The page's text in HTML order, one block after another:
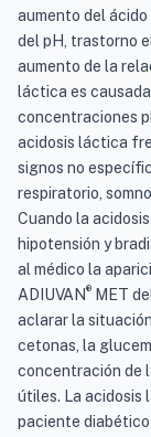
aumento del
del pH, trastorno
aumento de la
láctica es
concentraciones
acidosis láctica
signos no
respiratorio,
Cuando la
hipotensión y
al médico la
ADIUVAN® MET
aclarar la
cetonas, la
concentración de
útiles. La acidosis
paciente